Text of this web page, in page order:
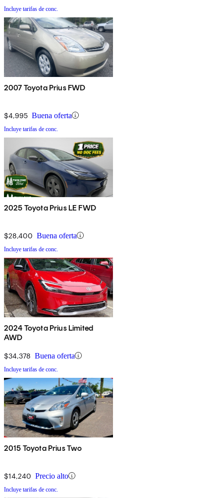
Incluye tarifas de conc.
2007 Toyota Prius FWD
$4,995 Buena oferta
Incluye tarifas de conc.
2025 Toyota Prius LE FWD
$28,400 Buena oferta
Incluye tarifas de conc.
2024 Toyota Prius Limited
AWD
$34,378 Buena oferta
Incluye tarifas de conc.
2015 Toyota Prius Two
$14,240 Precio alto
Incluye tarifas de conc.